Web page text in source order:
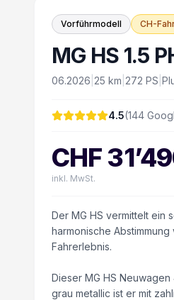
Vorführmodell CH-
MG HS 1.5
06.2026 25 km 272 PS
4.5(144
CHF
inkl. MwSt.
Der MG HS vermittelt ein
harmonische
Fahrerlebnis.
Dieser MG HS
grau metallic ist er mit